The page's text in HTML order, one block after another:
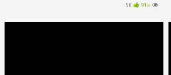
91%